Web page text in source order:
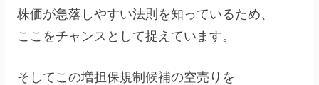
株価が急落しやすい法則を知っているため、
ここをチャンスとして捉えています。
そしてこの増担保規制候補の空売りを